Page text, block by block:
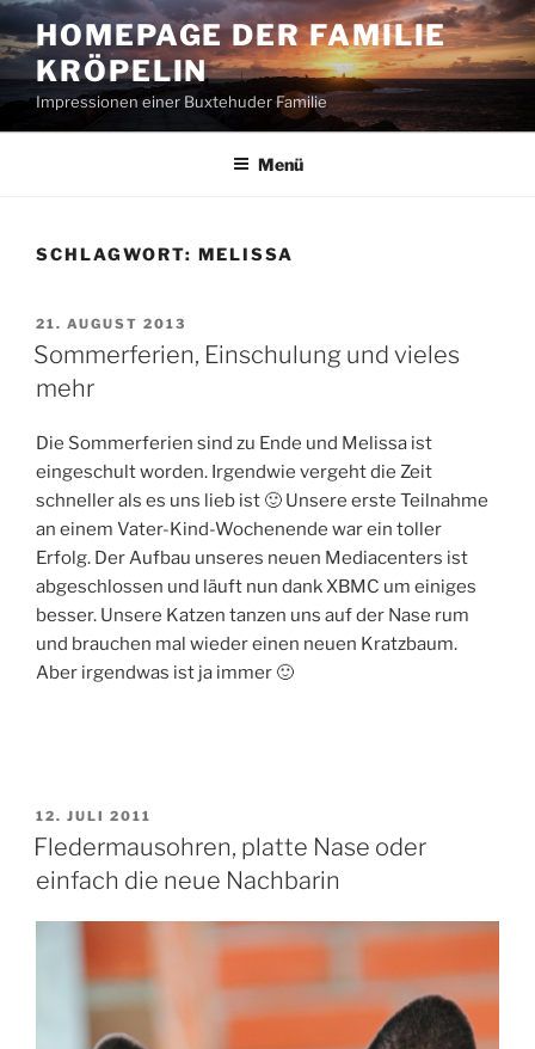
Zum
Inhalt
springen
HOMEPAGE DER FAMILIE
KRÖPELIN
Impressionen einer Buxtehuder Familie
Menü
SCHLAGWORT: MELISSA
VERÖFFENTLICHT
AM
21. AUGUST 2013
Sommerferien, Einschulung und vieles
mehr
Die Sommerferien sind zu Ende und Melissa ist
eingeschult worden. Irgendwie vergeht die Zeit
schneller als es uns lieb ist 🙂 Unsere erste Teilnahme
an einem Vater-Kind-Wochenende war ein toller
Erfolg. Der Aufbau unseres neuen Mediacenters ist
abgeschlossen und läuft nun dank XBMC um einiges
besser. Unsere Katzen tanzen uns auf der Nase rum
und brauchen mal wieder einen neuen Kratzbaum.
Aber irgendwas ist ja immer 🙂
VERÖFFENTLICHT
AM
12. JULI 2011
Fledermausohren, platte Nase oder
einfach die neue Nachbarin